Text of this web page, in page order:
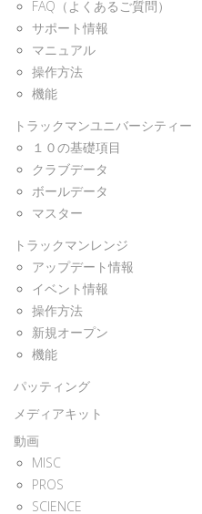
FAQ（よくあるご質問）
サポート情報
マニュアル
操作方法
機能
トラックマンユニバーシティー
１０の基礎項目
クラブデータ
ボールデータ
マスター
トラックマンレンジ
アップデート情報
イベント情報
操作方法
新規オープン
機能
パッティング
メディアキット
動画
MISC
PROS
SCIENCE